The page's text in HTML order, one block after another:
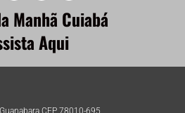
Manhã Cuiabá
Aqui
CEP 78010-695